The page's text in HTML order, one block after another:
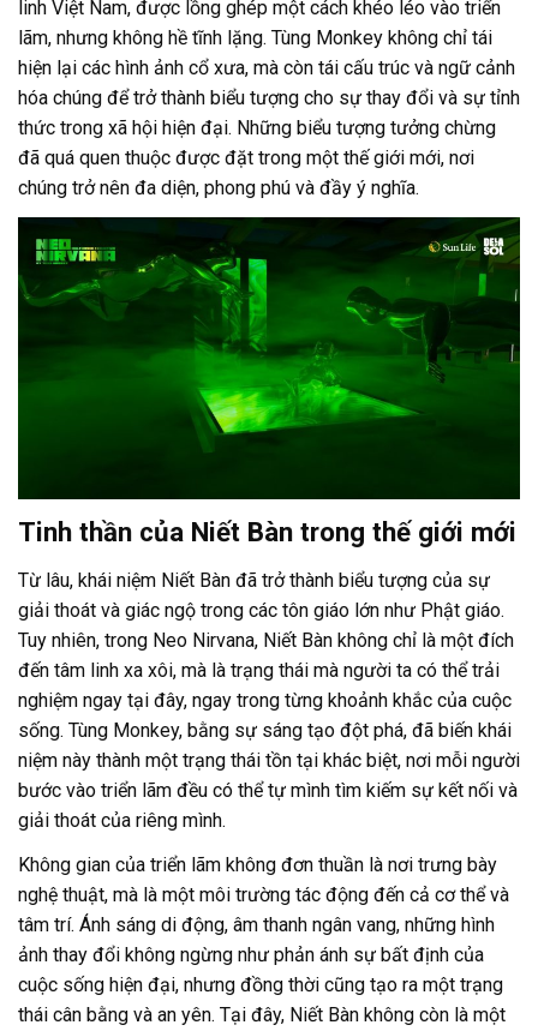
linh Việt Nam, được lồng ghép một cách khéo léo vào triển
lãm, nhưng không hề tĩnh lặng. Tùng Monkey không chỉ tái
hiện lại các hình ảnh cổ xưa, mà còn tái cấu trúc và ngữ cảnh
hóa chúng để trở thành biểu tượng cho sự thay đổi và sự tỉnh
thức trong xã hội hiện đại. Những biểu tượng tưởng chừng
đã quá quen thuộc được đặt trong một thế giới mới, nơi
chúng trở nên đa diện, phong phú và đầy ý nghĩa.
Tinh thần của Niết Bàn trong thế giới mới
Từ lâu, khái niệm Niết Bàn đã trở thành biểu tượng của sự
giải thoát và giác ngộ trong các tôn giáo lớn như Phật giáo.
Tuy nhiên, trong Neo Nirvana, Niết Bàn không chỉ là một đích
đến tâm linh xa xôi, mà là trạng thái mà người ta có thể trải
nghiệm ngay tại đây, ngay trong từng khoảnh khắc của cuộc
sống. Tùng Monkey, bằng sự sáng tạo đột phá, đã biến khái
niệm này thành một trạng thái tồn tại khác biệt, nơi mỗi người
bước vào triển lãm đều có thể tự mình tìm kiếm sự kết nối và
giải thoát của riêng mình.
Không gian của triển lãm không đơn thuần là nơi trưng bày
nghệ thuật, mà là một môi trường tác động đến cả cơ thể và
tâm trí. Ánh sáng di động, âm thanh ngân vang, những hình
ảnh thay đổi không ngừng như phản ánh sự bất định của
cuộc sống hiện đại, nhưng đồng thời cũng tạo ra một trạng
thái cân bằng và an yên. Tại đây, Niết Bàn không còn là một